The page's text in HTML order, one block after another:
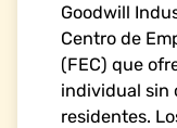
Goodwill
Centro de
(FEC) que
individual sin
residentes.